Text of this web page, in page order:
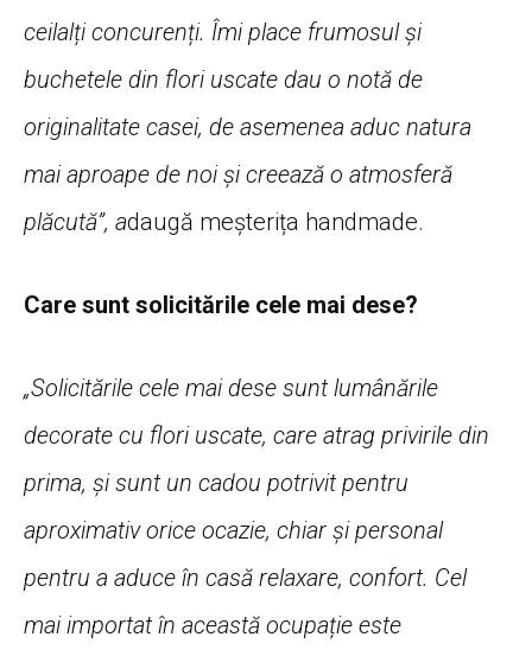
ceilalți concurenți. Îmi place frumosul și
buchetele din flori uscate dau o notă de
originalitate casei, de asemenea aduc natura
mai aproape de noi și creează o atmosferă
plăcută”, adaugă meșterița handmade.
Care sunt solicitările cele mai dese?
„Solicitările cele mai dese sunt lumânările
decorate cu flori uscate, care atrag privirile din
prima, și sunt un cadou potrivit pentru
aproximativ orice ocazie, chiar și personal
pentru a aduce în casă relaxare, confort. Cel
mai importat în această ocupație este